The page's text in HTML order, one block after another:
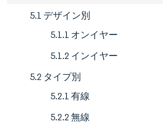
5.1 デザイン別
5.1.1 オンイヤー
5.1.2 インイヤー
5.2 タイプ別
5.2.1 有線
5.2.2 無線